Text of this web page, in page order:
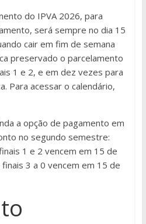
do IPVA 2026, para
será sempre no dia 15
cair em fim de semana
preservado o parcelamento
1 e 2, e em dez vezes para
Para acessar o calendário,
a opção de pagamento em
no segundo semestre:
1 e 2 vencem em 15 de
3 a 0 vencem em 15 de